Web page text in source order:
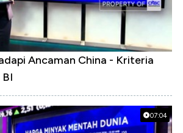
Ancaman China - Kriteria
07:04